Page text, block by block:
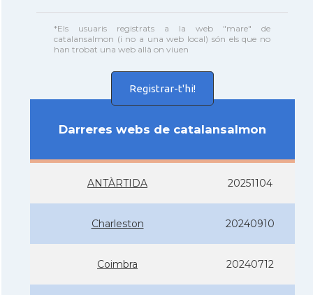
*Els usuaris registrats a la web "mare" de
catalansalmon (i no a una web local) són els que no
han trobat una web allà on viuen
Registrar-t'hi!
Darreres webs de catalansalmon
ANTÀRTIDA 20251104
Charleston 20240910
Coimbra 20240712